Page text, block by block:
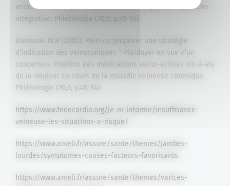
veineuse chronique en phase débutante par une approche
intégrative. Phlébologie (70;2; p.45-54)
Boisseau M.R (2005). Peut-on proposer une stratégie
d’indication des veinotoniques ? Plaidoyer en vue d’un
concensus. Position des médications veino-actives vis-à-vis
de la douleur au cours de la maladie veineuse chronique.
Phlébologie (70;2; p.45-54)
https://www.fedecardio.org/je-m-informe/insuffisance-
veineuse-les-situations-a-risque/
https://www.ameli.fr/assure/sante/themes/jambes-
lourdes/symptomes-causes-facteurs-favorisants
https://www.ameli.fr/assure/sante/themes/varices-